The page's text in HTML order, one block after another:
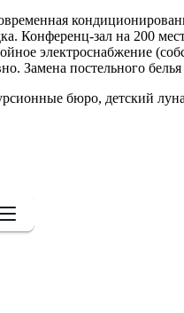
зал на 200
электроснабжение
Замена постельного
бюро, детский